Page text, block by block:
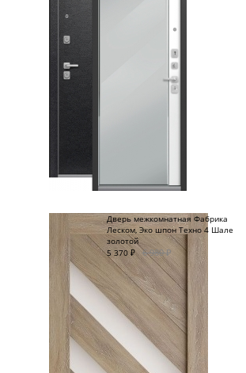
Дверь межкомнатная Фабрика
Леском, Эко шпон Техно 4 Шале
золотой
5 370 ₽ 6 980 ₽